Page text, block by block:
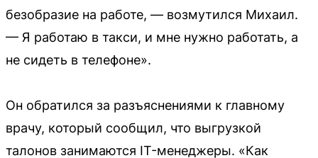
безобразие на работе, — возмутился Михаил.
— Я работаю в такси, и мне нужно работать, а
не сидеть в телефоне».
Он обратился за разъяснениями к главному
врачу, который сообщил, что выгрузкой
талонов занимаются IT-менеджеры. «Как